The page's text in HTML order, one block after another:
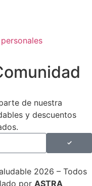
de nuestra
y descuentos
2026 – Todos
por ASTRA